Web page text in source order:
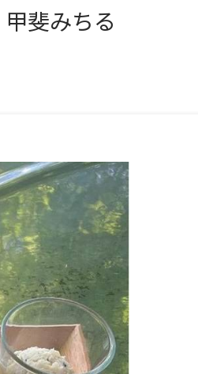
斐みちる